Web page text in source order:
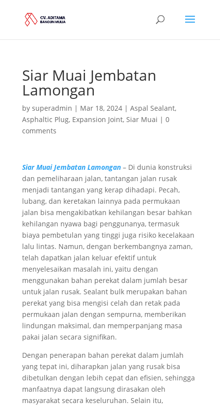
Siar Muai Jembatan
Lamongan
by superadmin | Mar 18, 2024| Aspal Sealant,
Asphaltic Plug, Expansion Joint, Siar Muai | 0
comments
Siar Muai Jembatan Lamongan– Di dunia konstruksi
dan pemeliharaan jalan, tantangan jalan rusak
menjadi tantangan yang kerap dihadapi. Pecah,
lubang, dan keretakan lainnya pada permukaan
jalan bisa mengakibatkan kehilangan besar bahkan
kehilangan nyawa bagi penggunanya, termasuk
biaya pembetulan yang tinggi juga risiko kecelakaan
lalu lintas. Namun, dengan berkembangnya zaman,
telah dapatkan jalan keluar efektif untuk
menyelesaikan masalah ini, yaitu dengan
menggunakan bahan perekat dalam jumlah besar
untuk jalan rusak. Sealant bulk merupakan bahan
perekat yang bisa mengisi celah dan retak pada
permukaan jalan dengan sempurna, memberikan
lindungan maksimal, dan memperpanjang masa
pakai jalan secara signifikan.
Dengan penerapan bahan perekat dalam jumlah
yang tepat ini, diharapkan jalan yang rusak bisa
dibetulkan dengan lebih cepat dan efisien, sehingga
manfaatnya dapat langsung dirasakan oleh
masyarakat secara keseluruhan. Selain itu,